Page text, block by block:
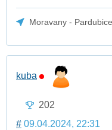
Moravany -
kuba
202
# 09.04.2024, 22:31